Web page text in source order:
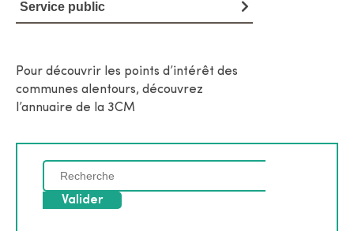
Service public
Pour découvrir les points d’intérêt des
communes alentours, découvrez
l’annuaire de la 3CM
C
h